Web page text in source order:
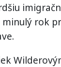
minulý rok